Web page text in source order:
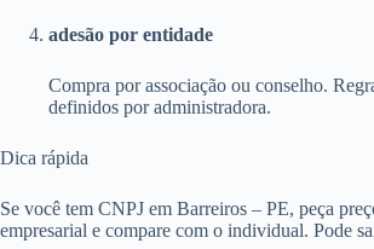
adesão por entidade
Compra por associação ou conselho.
definidos por administradora.
Dica rápida
Se você tem CNPJ em Barreiros – PE, peça
empresarial e compare com o individual. Pode